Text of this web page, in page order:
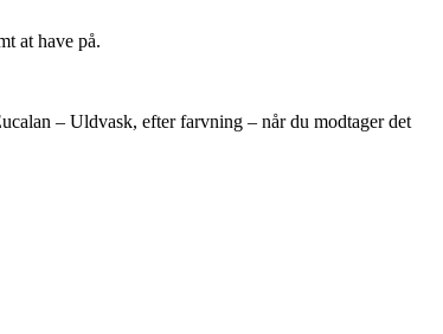
at have på.
– Uldvask, efter farvning – når du modtager det